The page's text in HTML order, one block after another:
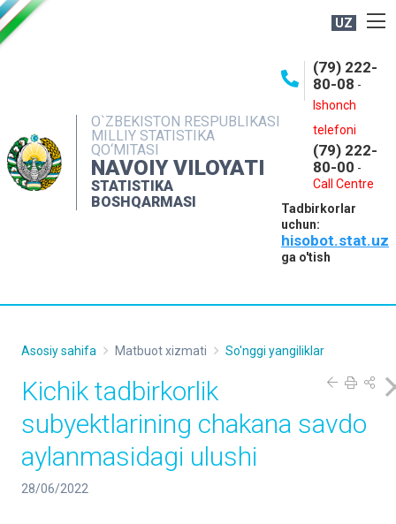
UZ
O`ZBEKISTON RESPUBLIKASI
MILLIY STATISTIKA
QO‘MITASI
NAVOIY VILOYATI
STATISTIKA
BOSHQARMASI
(79) 222-
80-08 -
Ishonch
telefoni
(79) 222-
80-00 -
Call Centre
Tadbirkorlar
uchun:
hisobot.stat.uz
ga o'tish
OCHIQ MA'LUMOTLAR
INTERAKTIV XIZMATLAR
MUROJAATLAR
Asosiy sahifa Matbuot xizmati So'nggi yangiliklar
Kichik tadbirkorlik
subyektlarining сhakana savdo
aylanmasidagi ulushi
28/06/2022